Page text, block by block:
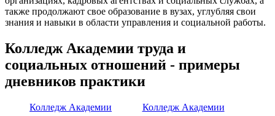
также продолжают свое образование в вузах, углубляя свои
знания и навыки в области управления и социальной работы.
Колледж Академии труда и
социальных отношений - примеры
дневников практики
Колледж Академии
Колледж Академии